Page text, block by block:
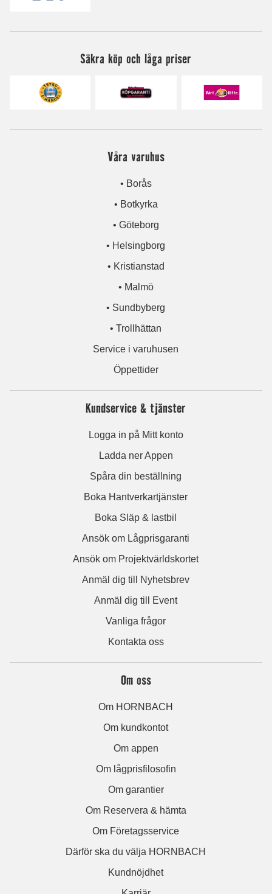
Säkra köp och låga priser
Våra varuhus
• Borås
• Botkyrka
• Göteborg
• Helsingborg
• Kristianstad
• Malmö
• Sundbyberg
• Trollhättan
Service i varuhusen
Öppettider
Kundservice & tjänster
Logga in på Mitt konto
Ladda ner Appen
Spåra din beställning
Boka Hantverkartjänster
Boka Släp & lastbil
Ansök om Lågprisgaranti
Ansök om Projektvärldskortet
Anmäl dig till Nyhetsbrev
Anmäl dig till Event
Vanliga frågor
Kontakta oss
Om oss
Om HORNBACH
Om kundkontot
Om appen
Om lågprisfilosofin
Om garantier
Om Reservera & hämta
Om Företagsservice
Därför ska du välja HORNBACH
Kundnöjdhet